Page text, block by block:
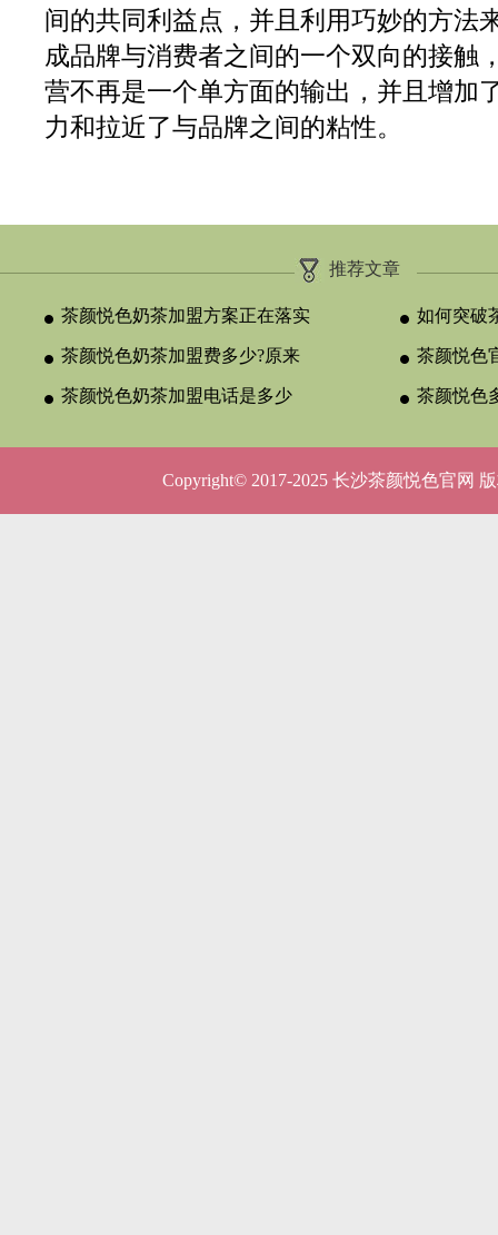
间的共同利益点，并且利用巧妙的方法
成品牌与消费者之间的一个双向的接触
营不再是一个单方面的输出，并且增加
力和拉近了与品牌之间的粘性。
推荐文章
茶颜悦色奶茶加盟方案正在落实 如何突破
颈？
茶颜悦色奶茶加盟费多少?原来
与合作类型
茶颜悦色
晚吗？
茶颜悦色奶茶加盟电话是多少 茶颜悦色
Copyright© 2017-2025 长沙茶颜悦色官网